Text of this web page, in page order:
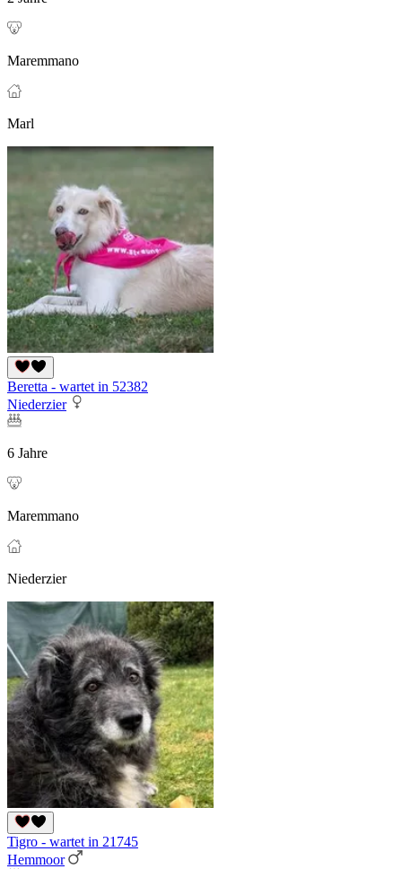
Maremmano
Marl
Beretta - wartet in 52382
Niederzier
6 Jahre
Maremmano
Niederzier
Tigro - wartet in 21745
Hemmoor